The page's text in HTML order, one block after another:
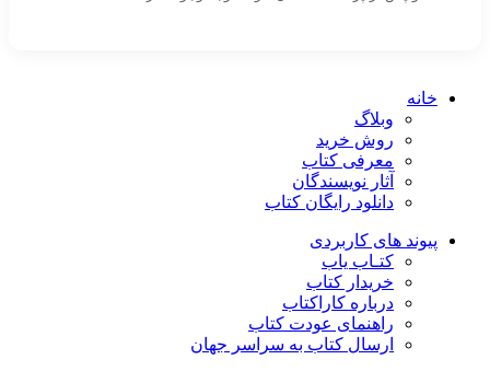
خانه
وبلاگ
روش خرید
معرفی کتاب
آثار نویسندگان
دانلود رایگان کتاب
پیوند های کاربردی
کتـاب یاب
خریدار کتاب
درباره کاراکتاب
راهنمای عودت کتاب
ارسال کتاب به سراسر جهان